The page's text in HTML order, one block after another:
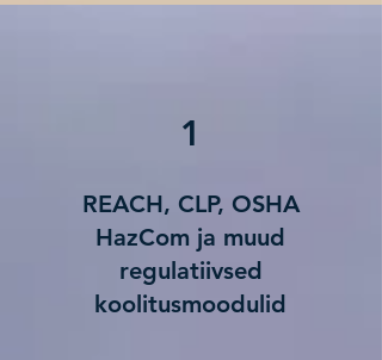
1
REACH, CLP, OSHA
HazCom ja muud
regulatiivsed
koolitusmoodulid